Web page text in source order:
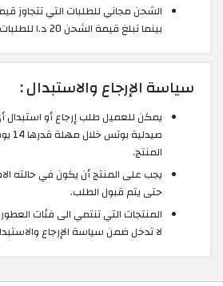
بينما تبلغ قيمة الشحن 20 د.ا للطلبات الاقل من 149 د.ا.
سياسة الإرجاع والاستبدال :
يمكن للعميل طلب إرجاع أو استبدال
المنتج.
يجب على المنتج أن يكون في حالته
حتى يتم قبول الطلب.
المنتجات التي تنتمي الى فئات
لا تدخل ضمن سياسة الإرجاع